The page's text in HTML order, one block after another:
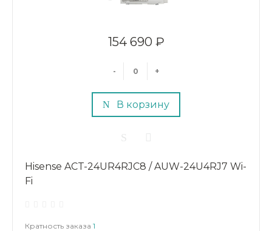
154 690 ₽
- +
В корзину
Hisense ACT-24UR4RJC8 / AUW-24U4RJ7 Wi-
Fi
Кратность заказа 1